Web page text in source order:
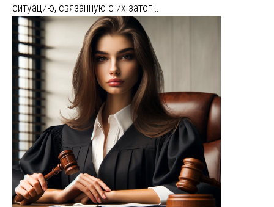
ситуацию, связанную с их затоп…